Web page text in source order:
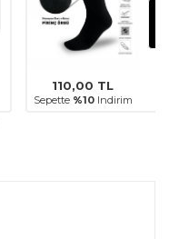
110,00 TL
Sepette %10Indirim